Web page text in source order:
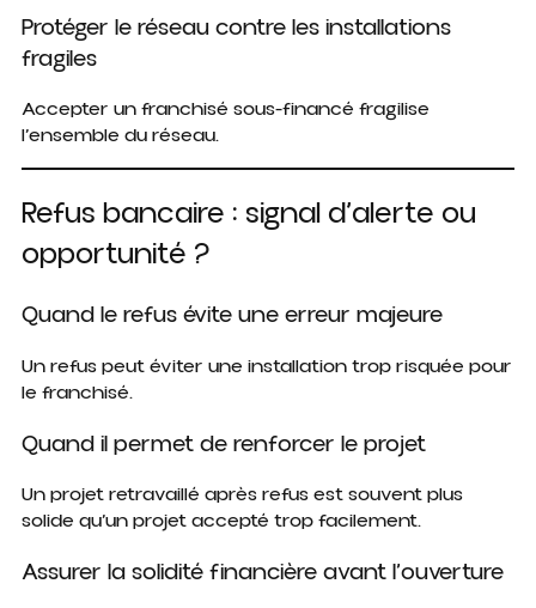
Protéger le réseau contre les installations
fragiles
Accepter un franchisé sous-financé fragilise
l’ensemble du réseau.
Refus bancaire : signal d’alerte ou
opportunité ?
Quand le refus évite une erreur majeure
Un refus peut éviter une installation trop risquée pour
le franchisé.
Quand il permet de renforcer le projet
Un projet retravaillé après refus est souvent plus
solide qu’un projet accepté trop facilement.
Assurer la solidité financière avant l’ouverture